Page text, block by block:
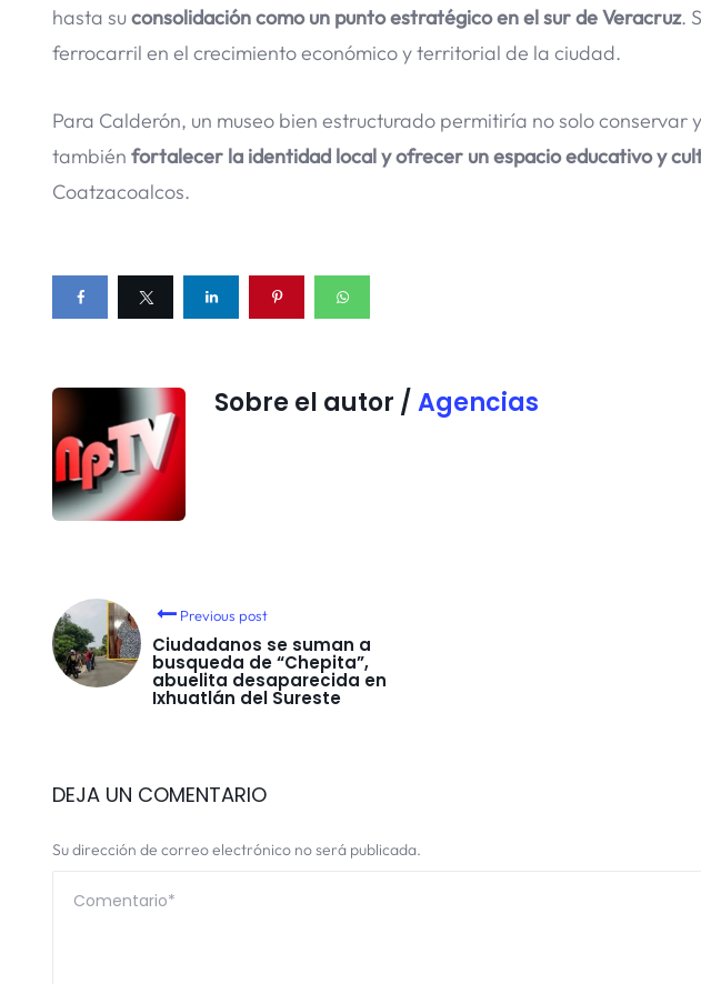
hasta suconsolidación como un punto estratégico en el sur de Veracruz.
ferrocarril en el crecimiento económico y territorial de la ciudad.
Para Calderón, un museo bien estructurado permitiría no solo conservar
también fortalecer la identidad local y ofrecer un espacio educativo y
Coatzacoalcos.
Sobre el autor / Agencias
Previous post
Ciudadanos se suman a
busqueda de “Chepita”,
abuelita desaparecida en
Ixhuatlán del Sureste
DEJA UN COMENTARIO
Su dirección de correo electrónico no será publicada.